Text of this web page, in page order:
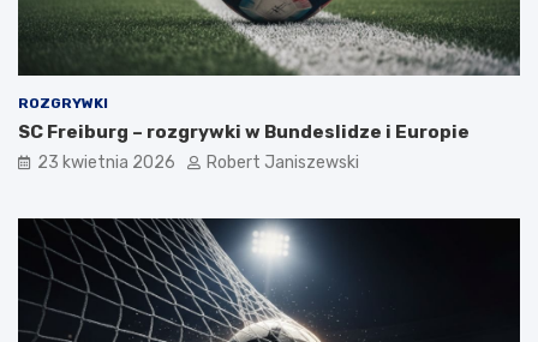
ROZGRYWKI
SC Freiburg – rozgrywki w Bundeslidze i Europie
23 kwietnia 2026 Robert Janiszewski